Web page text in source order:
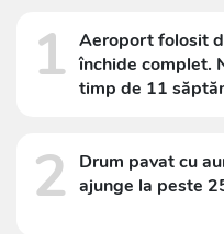
1 Aeroport folosit
închide complet.
timp de 11
2
Drum pavat cu
ajunge la peste